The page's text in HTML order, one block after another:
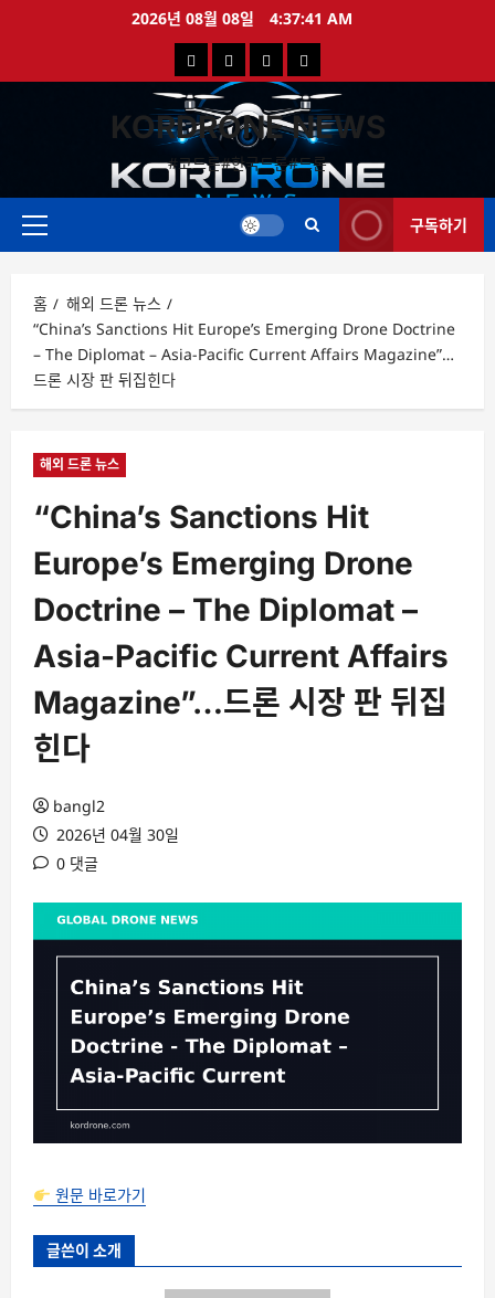
로
2026년 08월 08일 4:37:42 AM
국
내
드
론
뉴
해
외
드
론
뉴
드
영
상
드
론
특
가
KORDRONE NEWS
#코드론#한국드론#드론
주
구독하기
홈
해외 드론 뉴스
“China’s Sanctions Hit Europe’s Emerging Drone Doctrine
– The Diplomat – Asia-Pacific Current Affairs Magazine”…
드론 시장 판 뒤집힌다
해외 드론 뉴스
“China’s Sanctions Hit
Europe’s Emerging Drone
Doctrine – The Diplomat –
Asia-Pacific Current Affairs
Magazine”…드론 시장 판 뒤집
힌다
bangl2
2026년 04월 30일
0 댓글
원문 바로가기
글쓴이 소개